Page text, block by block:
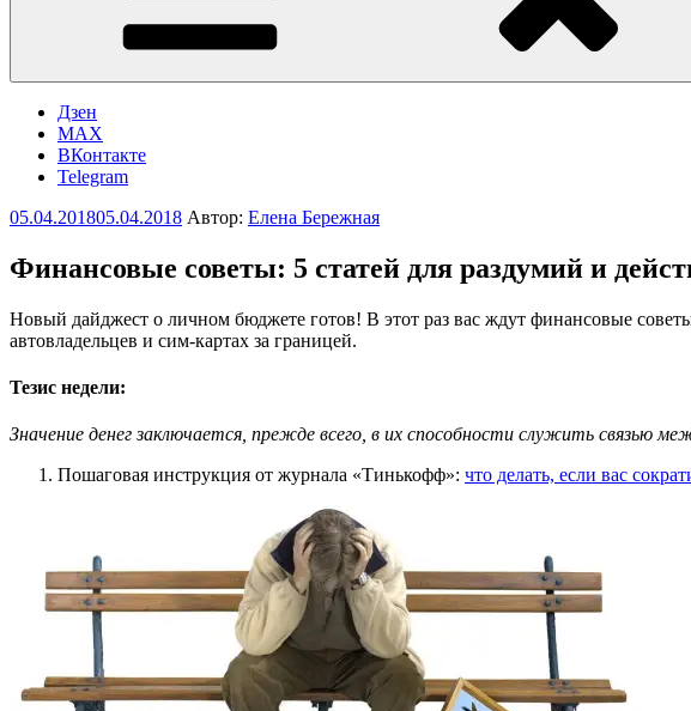
Дзен
MAX
ВКонтакте
Telegram
Опубликовано
05.04.201805.04.2018 Автор: Елена Бережная
Финансовые советы: 5 статей для раздумий и
Новый дайджест о личном бюджете готов! В этот раз вас ждут финансовые
автовладельцев и сим-картах за границей.
Тезис недели:
Значение денег заключается, прежде всего, в их способности служить
Пошаговая инструкция от журнала «Тинькофф»: что делать, если вас